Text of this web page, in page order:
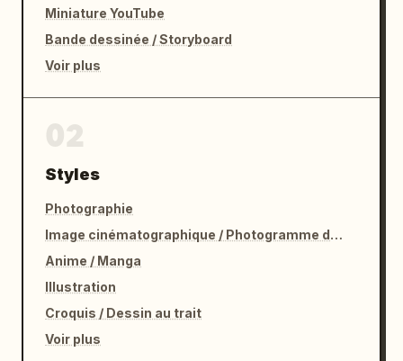
Miniature YouTube
Bande dessinée / Storyboard
Voir plus
Styles
Photographie
Image cinématographique / Photogramme de film
Anime / Manga
Illustration
Croquis / Dessin au trait
Voir plus